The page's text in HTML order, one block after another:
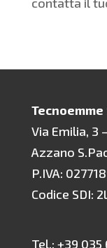
Tecnoemme
Via Emilia, 3
Azzano
P.IVA:
Codice SDI:
Tel.: +39